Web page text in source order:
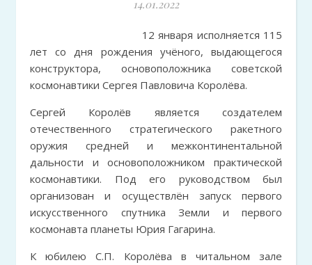
14.01.2022
12 января исполняется 115
лет со дня рождения учёного, выдающегося
конструктора, основоположника советской
космонавтики Сергея Павловича Королёва.
Сергей Королёв является создателем
отечественного стратегического ракетного
оружия средней и межконтинентальной
дальности и основоположником практической
космонавтики. Под его руководством был
организован и осуществлён запуск первого
искусственного спутника Земли и первого
космонавта планеты Юрия Гагарина.
К юбилею С.П. Королёва в читальном зале